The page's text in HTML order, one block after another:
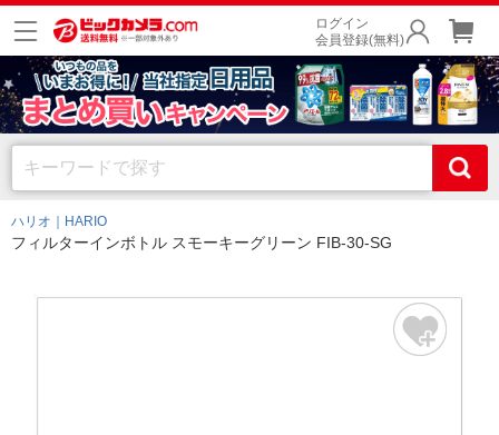
ログイン
会員登録(無料)
ハリオ｜HARIO
フィルターインボトル スモーキーグリーン FIB-30-SG